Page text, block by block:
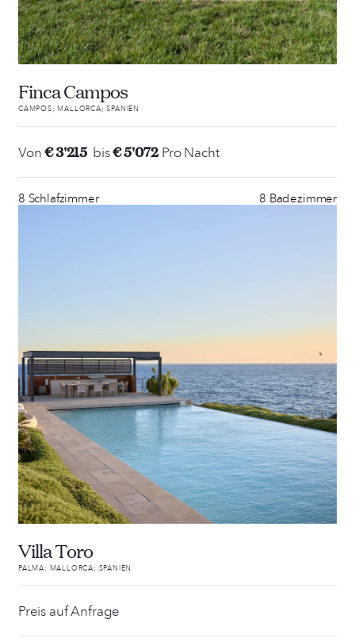
Finca Campos
CAMPOS; MALLORCA; SPANIEN
Von€ 3'215 bis€ 5'072 Pro Nacht
8 Schlafzimmer 8 Badezimmer
Villa Toro
PALMA; MALLORCA; SPANIEN
Preis auf Anfrage